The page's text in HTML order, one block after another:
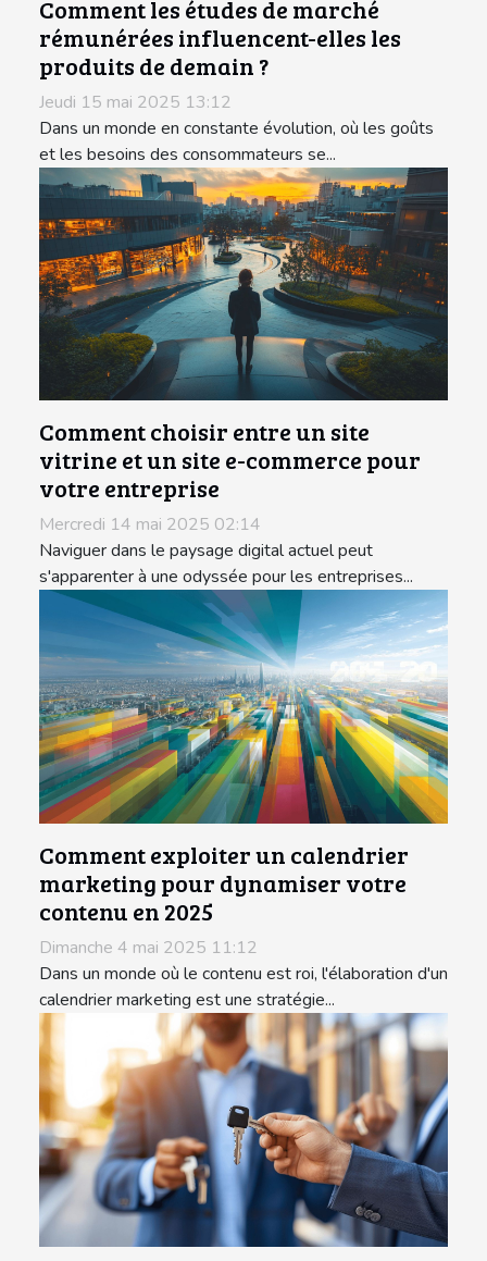
Comment les études de marché
rémunérées influencent-elles les
produits de demain ?
Jeudi 15 mai 2025 13:12
Dans un monde en constante évolution, où les goûts
et les besoins des consommateurs se...
Comment choisir entre un site
vitrine et un site e-commerce pour
votre entreprise
Mercredi 14 mai 2025 02:14
Naviguer dans le paysage digital actuel peut
s'apparenter à une odyssée pour les entreprises...
Comment exploiter un calendrier
marketing pour dynamiser votre
contenu en 2025
Dimanche 4 mai 2025 11:12
Dans un monde où le contenu est roi, l'élaboration d'un
calendrier marketing est une stratégie...